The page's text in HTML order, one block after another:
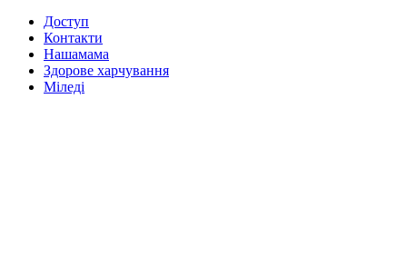
Доступ
Контакти
Нашамама
Здорове харчування
Міледі